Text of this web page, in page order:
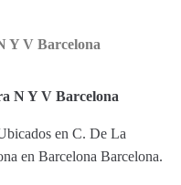
Y V Barcelona
N Y V Barcelona
en C. De La
en Barcelona Barcelona.